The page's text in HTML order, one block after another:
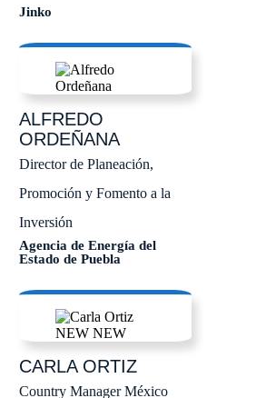
Jinko
ALFREDO
ORDEÑANA
Director de Planeación,
Promoción y Fomento a la
Inversión
Agencia de Energía del
Estado de Puebla
CARLAORTIZ
Country Manager México